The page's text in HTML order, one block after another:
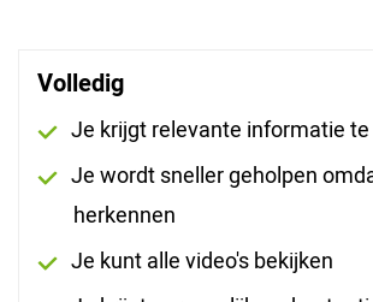
Volledig
Je krijgt relevante informatie te
Je wordt sneller geholpen
herkennen
Je kunt alle video's bekijken
Functie:
Basis
Basis
student,
Opleidingsniveau: Niveau 2